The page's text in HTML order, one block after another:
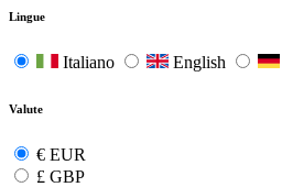
Lingue
Italiano English
Valute
€ EUR
£ GBP